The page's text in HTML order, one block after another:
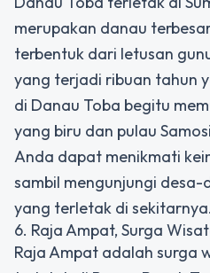
merupakan danau
terbentuk dari letusan
yang terjadi ribuan tahun
di Danau Toba begitu
yang biru dan pulau
Anda dapat menikmati
sambil mengunjungi
yang terletak di sekitarnya.
6. Raja Ampat, Surga
Raja Ampat adalah surga